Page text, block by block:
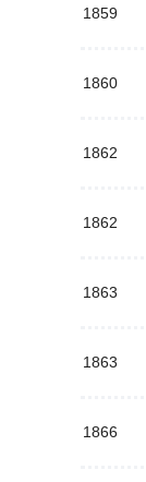
1859
1860
1862
1862
1863
1863
1866